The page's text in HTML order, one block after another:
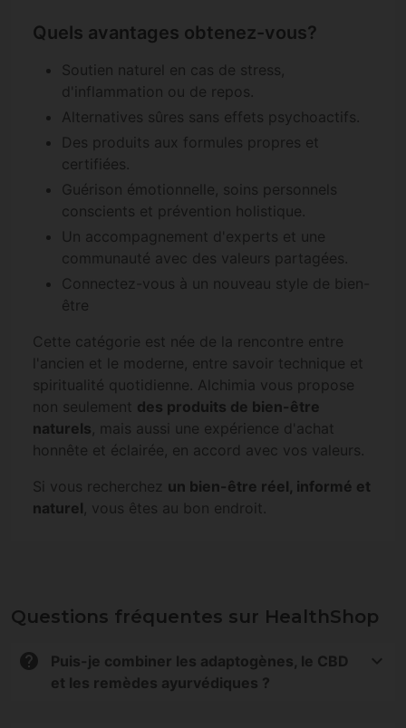
Quels avantages obtenez-vous?
Soutien naturel en cas de stress,
d'inflammation ou de repos.
Alternatives sûres sans effets psychoactifs.
Des produits aux formules propres et
certifiées.
Guérison émotionnelle, soins personnels
conscients et prévention holistique.
Un accompagnement d'experts et une
communauté avec des valeurs partagées.
Connectez-vous à un nouveau style de bien-
être
Cette catégorie est née de la rencontre entre
l'ancien et le moderne, entre savoir technique et
spiritualité quotidienne. Alchimia vous propose
non seulement des produits de bien-être
naturels , mais aussi une expérience d'achat
honnête et éclairée, en accord avec vos valeurs.
Si vous recherchez un bien-être réel, informé et
naturel , vous êtes au bon endroit.
Questions fréquentes sur HealthShop
Puis-je combiner les adaptogènes, le CBD
et les remèdes ayurvédiques ?